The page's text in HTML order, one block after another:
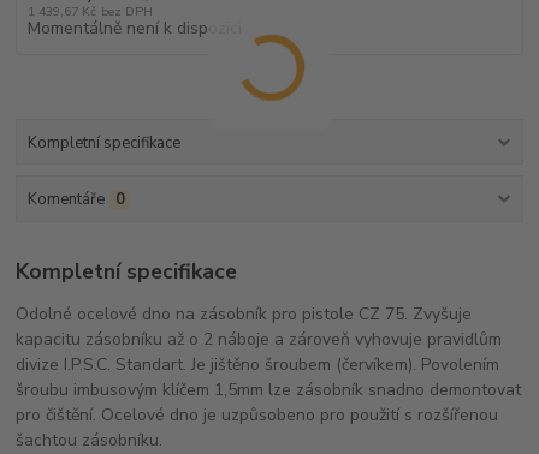
1 439,67 Kč bez DPH
Momentálně není k dispozici
Kompletní specifikace
Komentáře 0
Kompletní specifikace
Odolné ocelové dno na zásobník pro pistole CZ 75. Zvyšuje
kapacitu zásobníku až o 2 náboje a zároveň vyhovuje pravidlům
divize I.P.S.C. Standart. Je jištěno šroubem (červíkem). Povolením
šroubu imbusovým klíčem 1,5mm lze zásobník snadno demontovat
pro čištění. Ocelové dno je uzpůsobeno pro použití s rozšířenou
šachtou zásobníku.